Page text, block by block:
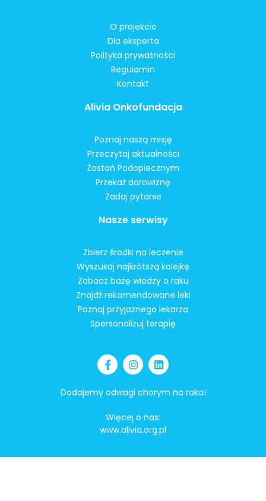
O projekcie
Dla eksperta
Polityka prywatności
Regulamin
Kontakt
Alivia Onkofundacja
Poznaj naszą misję
Przeczytaj aktualności
Zostań Podopiecznym
Przekaż darowiznę
Zadaj pytanie
Nasze serwisy
Zbierz środki na leczenie
Wyszukaj najkrótszą kolejkę
Zobacz bazę wiedzy o raku
Znajdź rekomendowane leki
Poznaj przyjaznego lekarza
Spersonalizuj terapię
Dodajemy odwagi chorym na raka!
Więcej o nas:
www.alivia.org.pl